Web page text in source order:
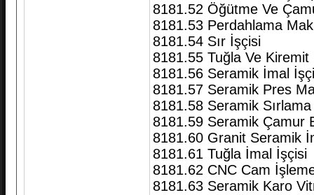
8181.52 Öğütme Ve
8181.53 Perdahlama
8181.54 Sır İşçisi
8181.55 Tuğla Ve
8181.56 Seramik İmal
8181.57 Seramik Pres
8181.58 Seramik
8181.59 Seramik Çamur
8181.60 Granit Seramik
8181.61 Tuğla İmal İşçisi
8181.62 CNC Cam
8181.63 Seramik Karo